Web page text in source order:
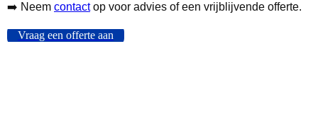
➡️ Neem contactop voor advies of een vrijblijvende offerte.
Vraag een offerte aan